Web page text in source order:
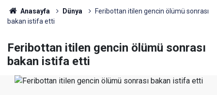
Anasayfa Dünya
Feribottan itilen gencin ölümü sonrası
bakan istifa etti
Feribottan itilen gencin ölümü sonrası
bakan istifa etti